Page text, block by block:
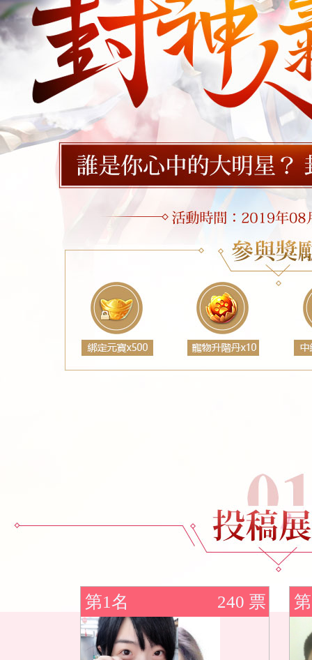
第1名 240 票